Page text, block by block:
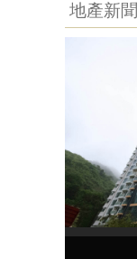
地產新聞